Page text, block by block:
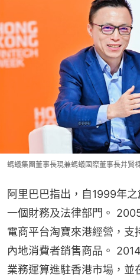
螞蟻集團董事長現兼螞蟻國際董事長井賢
阿里巴巴指出，自1999年
一個財務及法律部門。
電商平台淘寶來港經營，支
內地消費者銷售商品。
業務運算進駐香港市場，並